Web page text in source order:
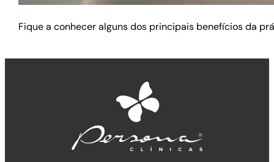
Fique a conhecer alguns dos principais benefícios da